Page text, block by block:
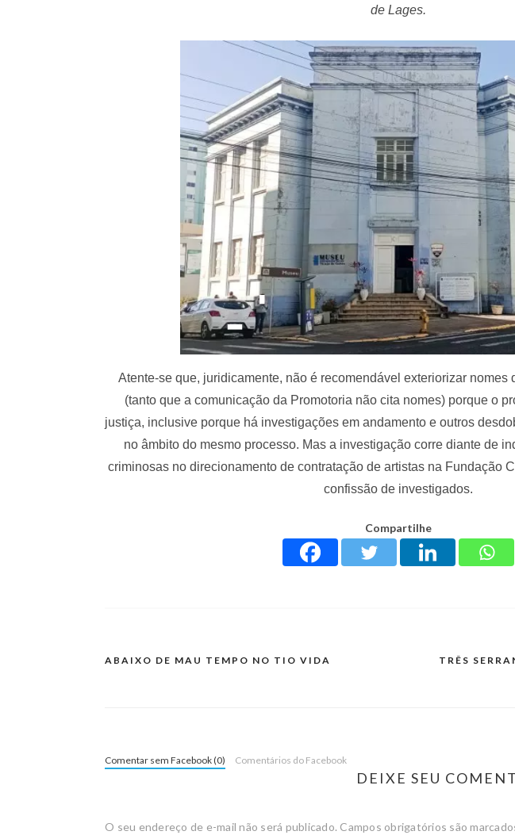
de Lages.
Atente-se que, juridicamente, não é recomendável exteriorizar nomes
(tanto que a comunicação da Promotoria não cita nomes) porque o
justiça, inclusive porque há investigações em andamento e outros
no âmbito do mesmo processo. Mas a investigação corre diante de
criminosas no direcionamento de contratação de artistas na Fundação
confissão de investigados.
Compartilhe
ABAIXO DE MAU TEMPO NO TIO VIDA TRÊS
DEIXE SEU
Comentar sem Facebook (0) Comentários do Facebook
O seu endereço de e-mail não será publicado. Campos obrigatórios são